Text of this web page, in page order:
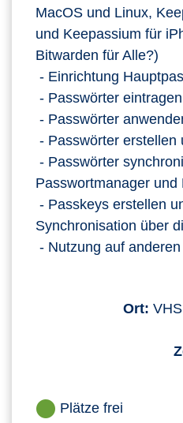
MacOS und Linux,
und Keepassium für
Bitwarden für Alle?)
- Einrichtung
- Passwörter eintragen
- Passwörter
- Passwörter erstellen
- Passwörter
Passwortmanager und
- Passkeys erstellen
Synchronisation über
- Nutzung auf
Ort:
Plätze frei